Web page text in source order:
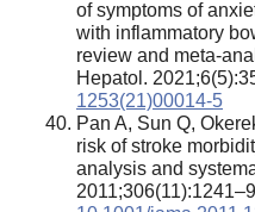
of symptoms of
with inflammatory
review and meta-
Hepatol.
1253(21)00014-5
Pan A, Sun Q,
risk of stroke
analysis and